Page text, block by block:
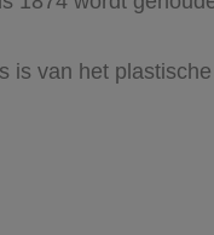
is van het